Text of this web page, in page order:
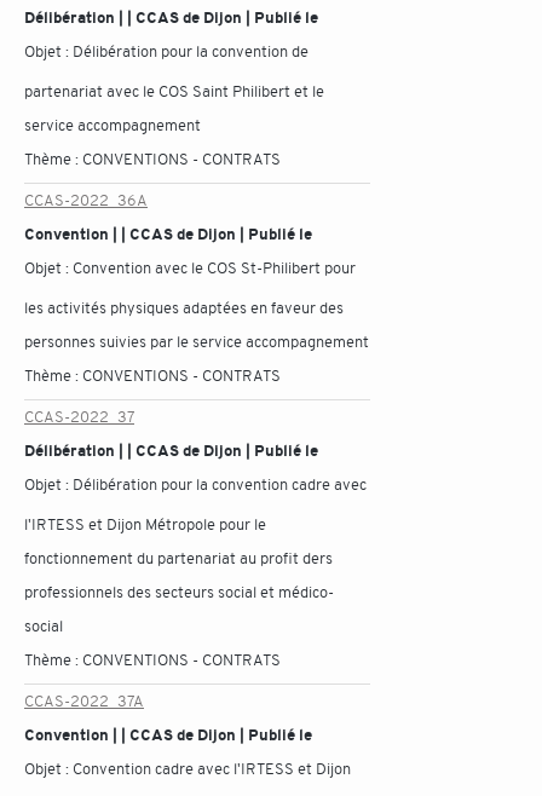
Délibération | | CCAS de Dijon | Publié le
Objet : Délibération pour la convention de
partenariat avec le COS Saint Philibert et le
service accompagnement
Thème : CONVENTIONS - CONTRATS
CCAS-2022_36A
Convention | | CCAS de Dijon | Publié le
Objet : Convention avec le COS St-Philibert pour
les activités physiques adaptées en faveur des
personnes suivies par le service accompagnement
Thème : CONVENTIONS - CONTRATS
CCAS-2022_37
Délibération | | CCAS de Dijon | Publié le
Objet : Délibération pour la convention cadre avec
l'IRTESS et Dijon Métropole pour le
fonctionnement du partenariat au profit ders
professionnels des secteurs social et médico-
social
Thème : CONVENTIONS - CONTRATS
CCAS-2022_37A
Convention | | CCAS de Dijon | Publié le
Objet : Convention cadre avec l'IRTESS et Dijon